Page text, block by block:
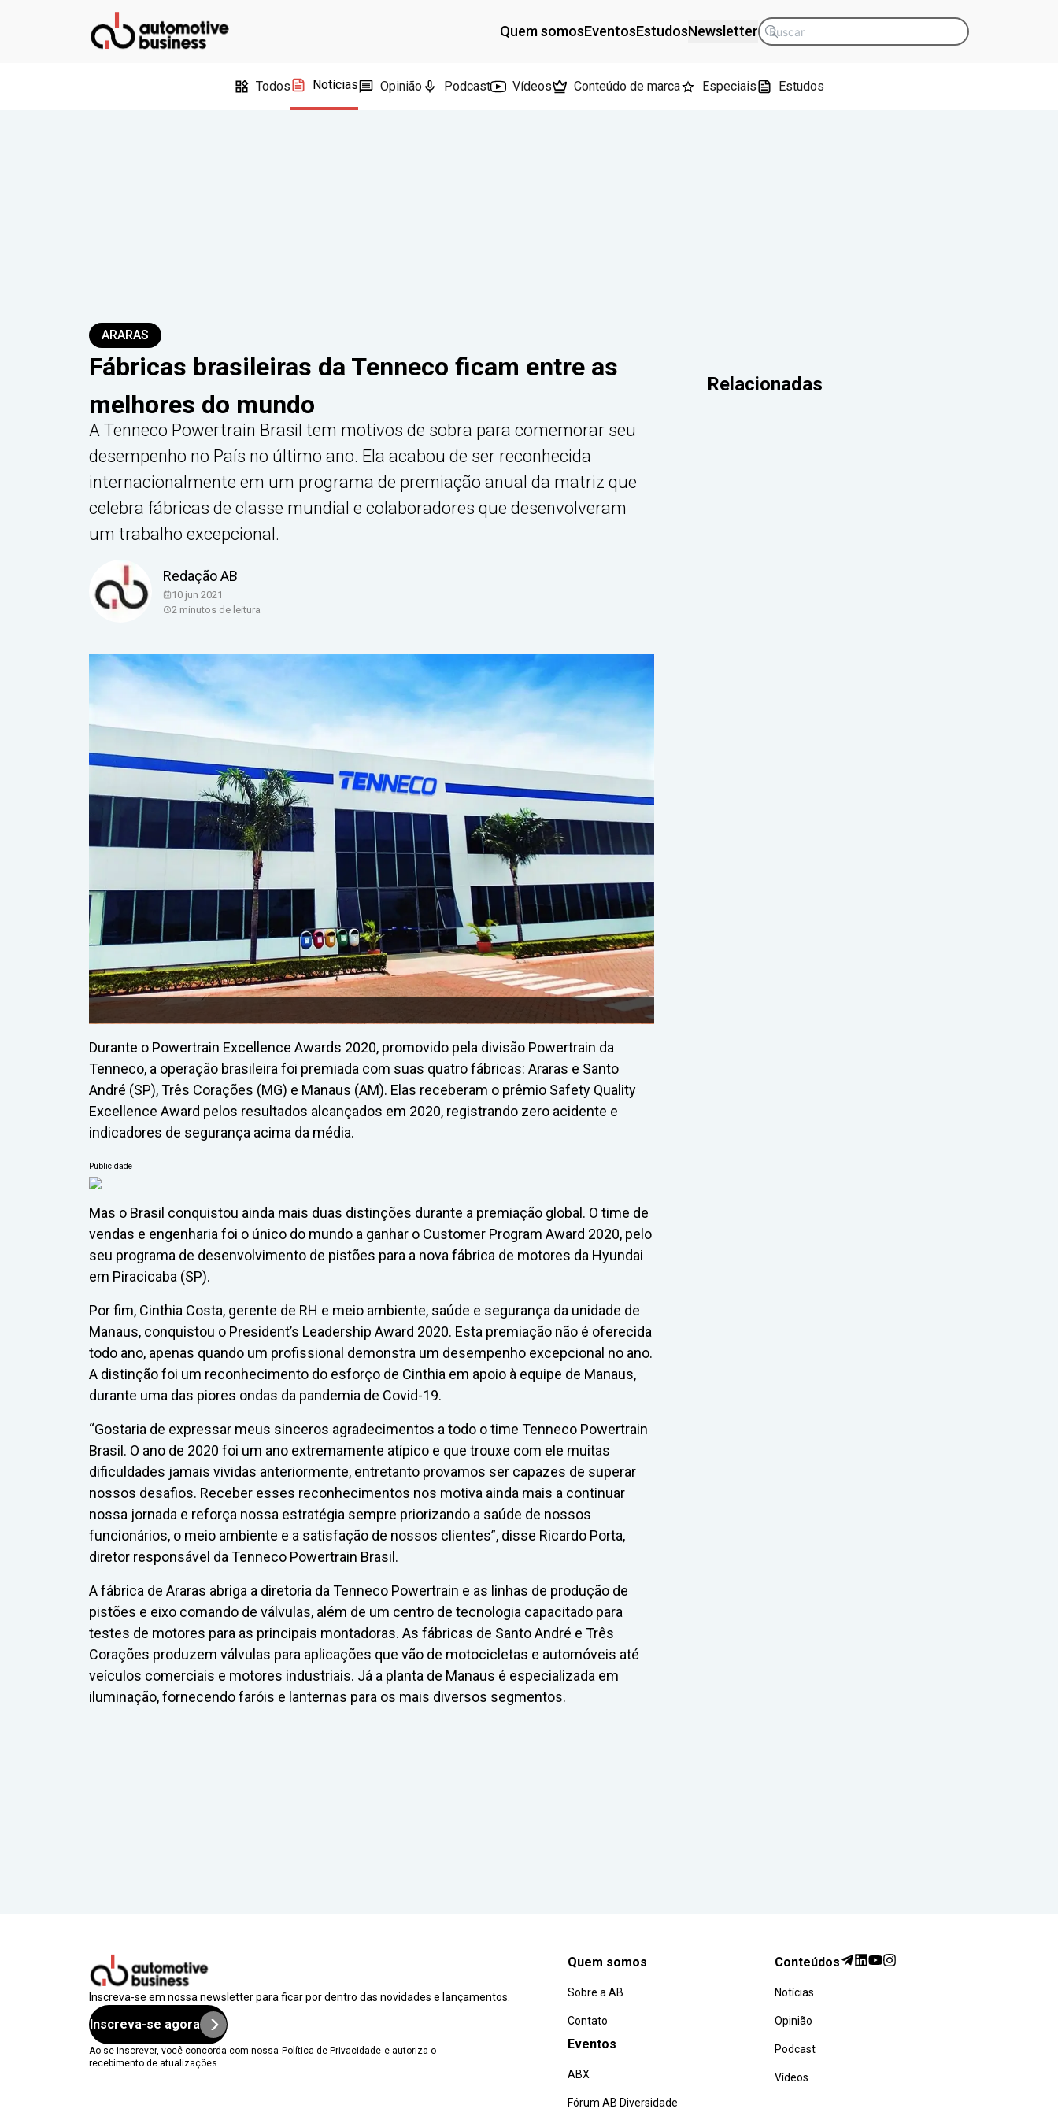
Quem somosEventosEstudosNewsletter
Todos Notícias Opinião Podcast Vídeos Conteúdo de marca Especiais Estudos
ARARAS
Fábricas brasileiras da Tenneco ficam entre as
melhores do mundo
A Tenneco Powertrain Brasil tem motivos de sobra para comemorar seu
desempenho no País no último ano. Ela acabou de ser reconhecida
internacionalmente em um programa de premiação anual da matriz que
celebra fábricas de classe mundial e colaboradores que desenvolveram
um trabalho excepcional.
Redação AB
10 jun 2021
2 minutos de leitura
Durante o Powertrain Excellence Awards 2020, promovido pela divisão Powertrain da
Tenneco, a operação brasileira foi premiada com suas quatro fábricas: Araras e Santo
André (SP), Três Corações (MG) e Manaus (AM). Elas receberam o prêmio Safety Quality
Excellence Award pelos resultados alcançados em 2020, registrando zero acidente e
indicadores de segurança acima da média.
Publicidade
Mas o Brasil conquistou ainda mais duas distinções durante a premiação global. O time de
vendas e engenharia foi o único do mundo a ganhar o Customer Program Award 2020, pelo
seu programa de desenvolvimento de pistões para a nova fábrica de motores da Hyundai
em Piracicaba (SP).
Por fim, Cinthia Costa, gerente de RH e meio ambiente, saúde e segurança da unidade de
Manaus, conquistou o President’s Leadership Award 2020. Esta premiação não é oferecida
todo ano, apenas quando um profissional demonstra um desempenho excepcional no ano.
A distinção foi um reconhecimento do esforço de Cinthia em apoio à equipe de Manaus,
durante uma das piores ondas da pandemia de Covid-19.
“Gostaria de expressar meus sinceros agradecimentos a todo o time Tenneco Powertrain
Brasil. O ano de 2020 foi um ano extremamente atípico e que trouxe com ele muitas
dificuldades jamais vividas anteriormente, entretanto provamos ser capazes de superar
nossos desafios. Receber esses reconhecimentos nos motiva ainda mais a continuar
nossa jornada e reforça nossa estratégia sempre priorizando a saúde de nossos
funcionários, o meio ambiente e a satisfação de nossos clientes”, disse Ricardo Porta,
diretor responsável da Tenneco Powertrain Brasil.
A fábrica de Araras abriga a diretoria da Tenneco Powertrain e as linhas de produção de
pistões e eixo comando de válvulas, além de um centro de tecnologia capacitado para
testes de motores para as principais montadoras. As fábricas de Santo André e Três
Corações produzem válvulas para aplicações que vão de motocicletas e automóveis até
veículos comerciais e motores industriais. Já a planta de Manaus é especializada em
iluminação, fornecendo faróis e lanternas para os mais diversos segmentos.
Relacionadas
Inscreva-se em nossa newsletter para ficar por dentro das novidades e lançamentos.
Inscreva-se agora
Ao se inscrever, você concorda com nossa Política de Privacidade e autoriza o
recebimento de atualizações.
Quem somos
Sobre a AB
Contato
Eventos
ABX
Fórum AB Diversidade
Conteúdos
Notícias
Opinião
Podcast
Vídeos